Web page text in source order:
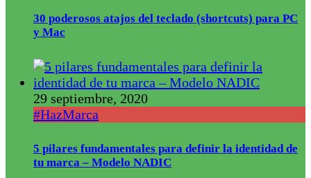
30 poderosos atajos del teclado (shortcuts) para PC
y Mac
29 septiembre, 2020
#HazMarca
5 pilares fundamentales para definir la identidad de
tu marca – Modelo NADIC